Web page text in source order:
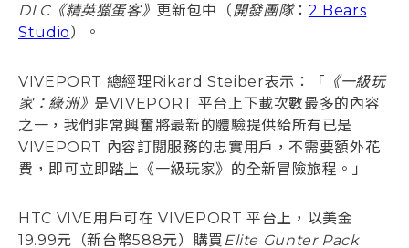
DLC《精英獵蛋客》 更新包中（開發團隊： 2 Bears
Studio）。
VIVEPORT 總經理Rikard Steiber表示：「 《一級玩
家：綠洲》 是VIVEPORT 平台上下載次數最多的內容
之一，我們非常興奮將最新的體驗提供給所有已是
VIVEPORT 內容訂閱服務的忠實用戶，不需要額外花
費，即可立即踏上《一級玩家》的全新冒險旅程。」
HTC VIVE用戶可在 VIVEPORT 平台上，以美金
19.99元（新台幣588元）購買 Elite Gunter Pack